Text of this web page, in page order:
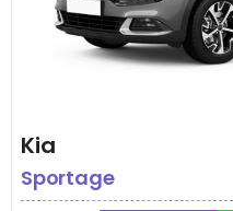
Kia
Sportage